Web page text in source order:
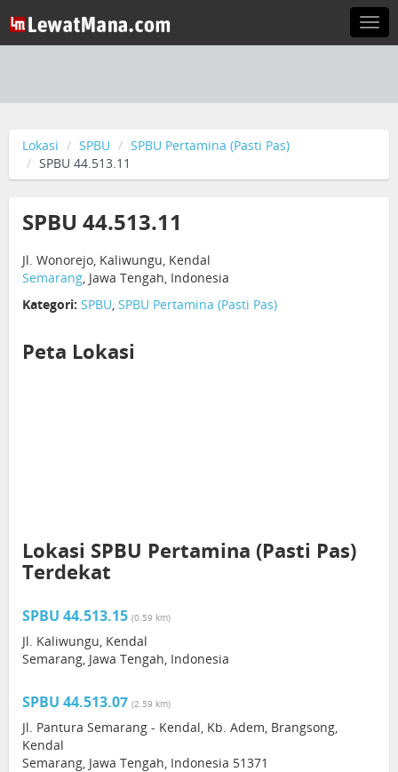
Lokasi SPBU
SPBU Pertamina (Pasti Pas)
SPBU 44.513.11
SPBU 44.513.11
Jl. Wonorejo, Kaliwungu, Kendal
Semarang, Jawa Tengah, Indonesia
Kategori: SPBU, SPBU Pertamina (Pasti Pas)
Peta Lokasi
Lokasi SPBU Pertamina (Pasti Pas)
Terdekat
SPBU 44.513.15 (0.59 km)
Jl. Kaliwungu, Kendal
Semarang, Jawa Tengah, Indonesia
SPBU 44.513.07 (2.59 km)
Jl. Pantura Semarang - Kendal, Kb. Adem, Brangsong,
Kendal
Semarang, Jawa Tengah, Indonesia 51371